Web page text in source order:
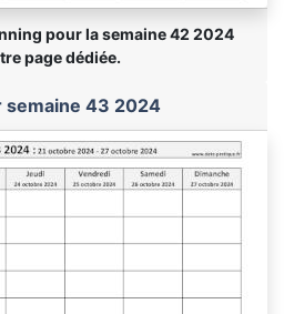
pour la semaine 42 2024
page dédiée.
semaine 43 2024